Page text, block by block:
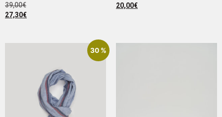
39,00€
27,30€
20,00€
30 %